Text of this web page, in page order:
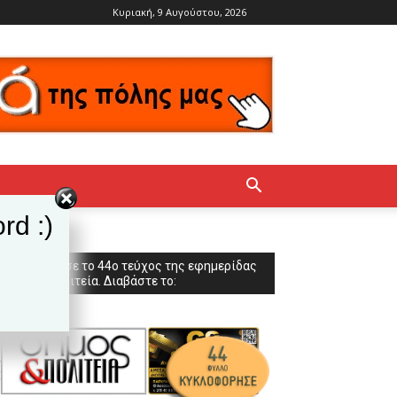
Κυριακή, 9 Αυγούστου, 2026
Κυκλοφόρησε το 44ο τεύχος της εφημερίδας
Δήμος & Πολιτεία. Διαβάστε το:
:)